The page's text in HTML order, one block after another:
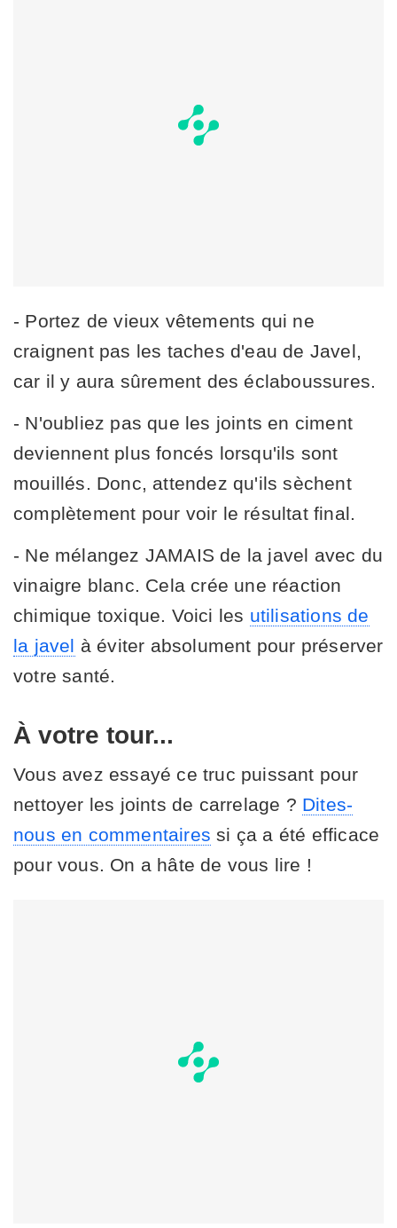
- Portez de vieux vêtements qui ne
craignent pas les taches d'eau de Javel,
car il y aura sûrement des éclaboussures.
- N'oubliez pas que les joints en ciment
deviennent plus foncés lorsqu'ils sont
mouillés. Donc, attendez qu'ils sèchent
complètement pour voir le résultat final.
- Ne mélangez JAMAIS de la javel avec du
vinaigre blanc. Cela crée une réaction
chimique toxique. Voici les utilisations de
la javel à éviter absolument pour préserver
votre santé.
À votre tour...
Vous avez essayé ce truc puissant pour
nettoyer les joints de carrelage ? Dites-
nous en commentaires si ça a été efficace
pour vous. On a hâte de vous lire !